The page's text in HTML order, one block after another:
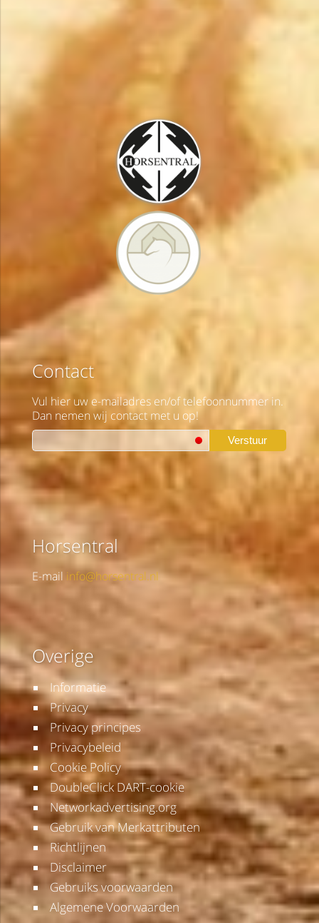
Contact
Vul hier uw e-mailadres en/of telefoonnummer in.
Dan nemen wij contact met u op!
Verstuur
Horsentral
E-mail info@horsentral.nl
Overige
Informatie
Privacy
Privacy principes
Privacybeleid
Cookie Policy
DoubleClick DART-cookie
Networkadvertising.org
Gebruik van Merkattributen
Richtlijnen
Disclaimer
Gebruiks voorwaarden
Algemene Voorwaarden